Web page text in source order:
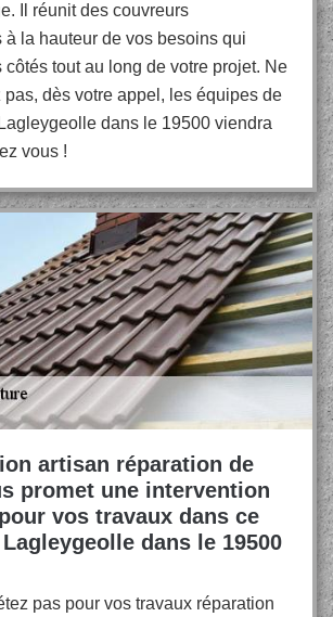
Il réunit des couvreurs
à la hauteur de vos besoins qui
côtés tout au long de votre projet. Ne
dès votre appel, les équipes de
dans le 19500 viendra
vous !
artisan réparation de
promet une intervention
vos travaux dans ce
dans le 19500
pas pour vos travaux réparation